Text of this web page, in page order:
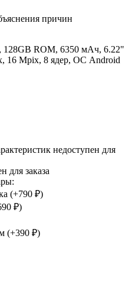
причин
ROM, 6350 мАч, 6.22"
16 Mpix, 8 ядер, ОС Android
недоступен для
для заказа
(+790 ₽)
₽)
(+390 ₽)